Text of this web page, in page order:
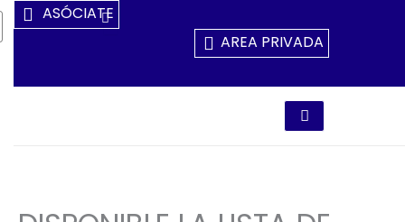
Ir
Al
ASÓCIATE
AREA PRIVADA